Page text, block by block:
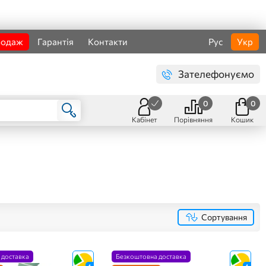
Гарантія Контакти Рус Укр
Зателефонуємо
Кабінет Порівняння
0
Кошик
0
Сортування
Безкоштовна доставка